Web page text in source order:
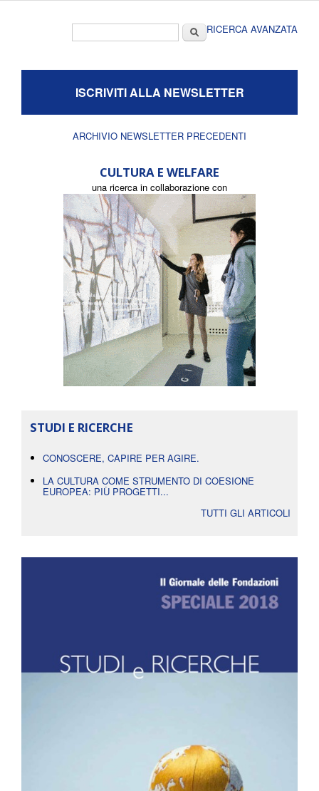
CercaRICERCA AVANZATA
ISCRIVITI ALLA NEWSLETTER
ARCHIVIO NEWSLETTER PRECEDENTI
CULTURA E WELFARE
una ricerca in collaborazione con
STUDI E RICERCHE
CONOSCERE, CAPIRE PER AGIRE.
LA CULTURA COME STRUMENTO DI COESIONE
EUROPEA: PIÙ PROGETTI...
TUTTI GLI ARTICOLI